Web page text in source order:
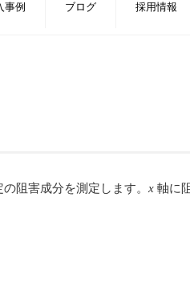
事例 ブログ 採用情報
の阻害成分を測定します。x軸に